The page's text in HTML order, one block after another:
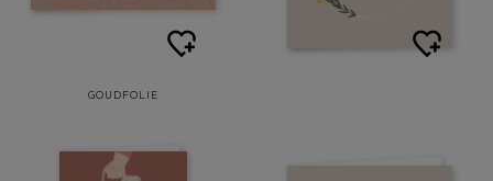
GOUDFOLIE